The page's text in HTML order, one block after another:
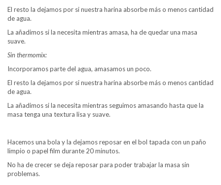
El resto la dejamos por si nuestra harina absorbe más o menos cantidad
de agua.
La añadimos si la necesita mientras amasa, ha de quedar una masa
suave.
Sin thermomix:
Incorporamos parte del agua, amasamos un poco.
El resto la dejamos por si nuestra harina absorbe más o menos cantidad
de agua.
La añadimos si la necesita mientras seguimos amasando hasta que la
masa tenga una textura lisa y suave.
Hacemos una bola y la dejamos reposar en el bol tapada con un paño
limpio o papel film durante 20 minutos.
No ha de crecer se deja reposar para poder trabajar la masa sin
problemas.